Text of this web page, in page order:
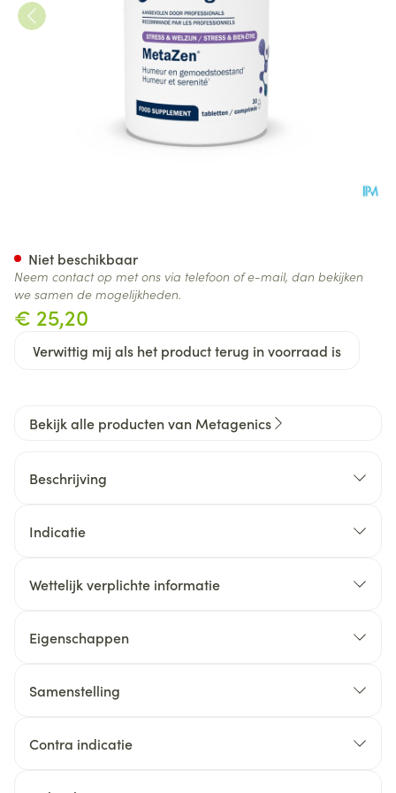
€ 25,20
Verwittig mij als het product terug in voorraad is
Niet beschikbaar
Neem contact op met ons via telefoon of e-mail, dan bekijken
we samen de mogelijkheden.
Bekijk alle producten van Metagenics
Beschrijving
Indicatie
Wettelijk verplichte informatie
Eigenschappen
Samenstelling
Contra indicatie